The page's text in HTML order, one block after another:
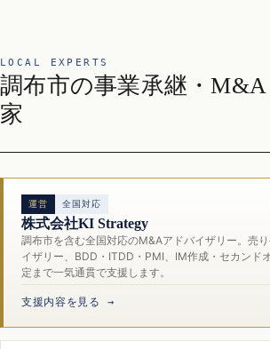
LOCAL EXPERTS
調布市の事業承継・M&A
家
運営 全国対応
株式会社KI Strategy
調布市を含む全国対応のM&Aアドバイザリー。売
イザリー、BDD・ITDD・PMI、IM作成・セカンド
定まで一気通貫で支援します。
支援内容を見る →